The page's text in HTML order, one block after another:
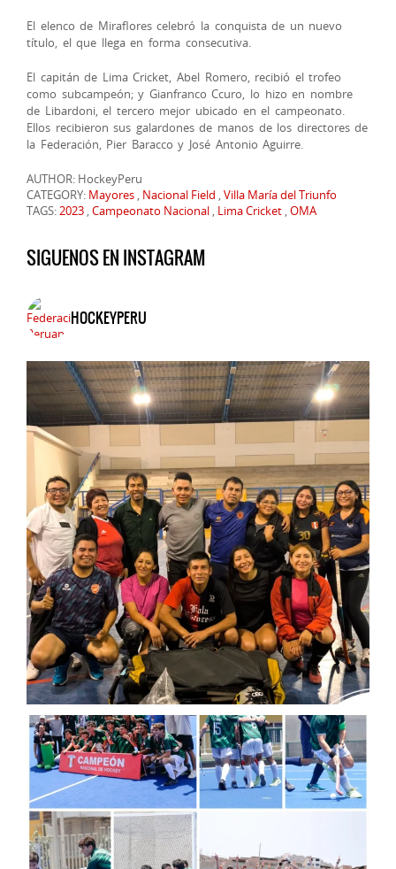
El elenco de Miraflores celebró la conquista de un nuevo
título, el que llega en forma consecutiva.
El capitán de Lima Cricket, Abel Romero, recibió el trofeo
como subcampeón; y Gianfranco Ccuro, lo hizo en nombre
de Libardoni, el tercero mejor ubicado en el campeonato.
Ellos recibieron sus galardones de manos de los directores de
la Federación, Pier Baracco y José Antonio Aguirre.
AUTHOR: HockeyPeru
CATEGORY: Mayores , Nacional Field ,Villa María del Triunfo
TAGS:2023 ,Campeonato Nacional , Lima Cricket ,OMA
SIGUENOS EN INSTAGRAM
HOCKEYPERU